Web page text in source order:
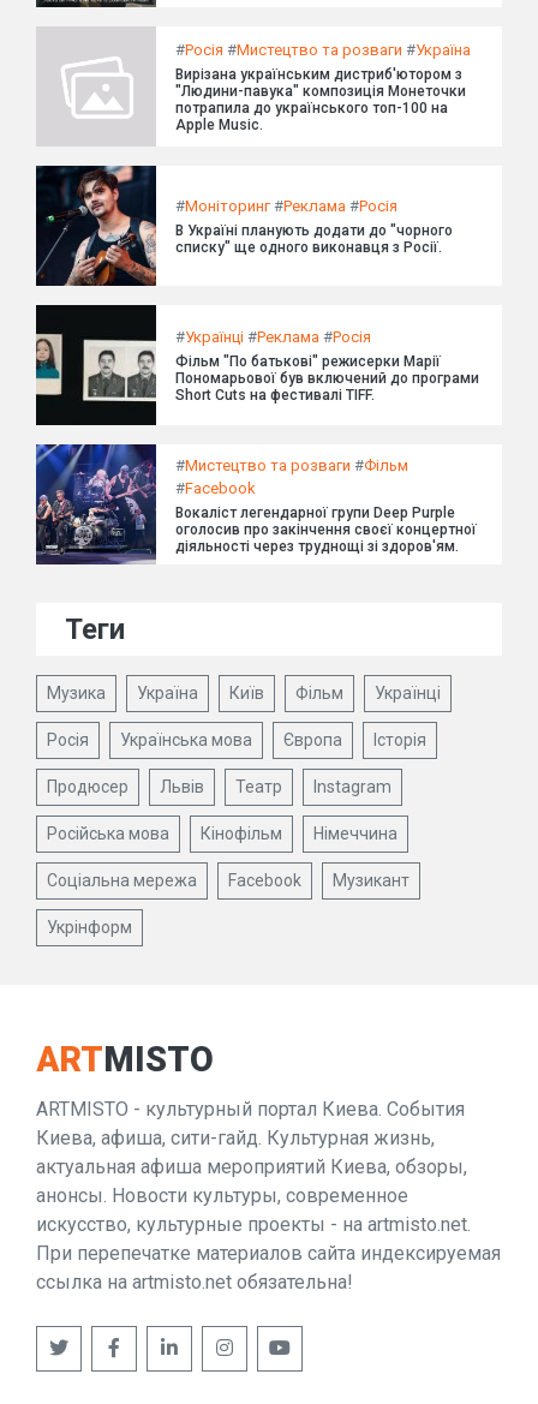
#Росія #Мистецтво та розваги #Україна
Вирізана українським дистриб'ютором з
"Людини-павука" композиція Монеточки
потрапила до українського топ-100 на
Apple Music.
#Моніторинг#Реклама #Росія
В Україні планують додати до "чорного
списку" ще одного виконавця з Росії.
#Українці #Реклама #Росія
Фільм "По батькові" режисерки Марії
Пономарьової був включений до програми
Short Cuts на фестивалі TIFF.
#Мистецтво та розваги #Фільм
#Facebook
Вокаліст легендарної групи Deep Purple
оголосив про закінчення своєї концертної
діяльності через труднощі зі здоров'ям.
Теги
Музика Україна Київ Фільм Українці
Росія Українська мова Європа Історія
Продюсер Львів Театр Instagram
Російська мова Кінофільм Німеччина
Соціальна мережа Facebook Музикант
Укрінформ
ARTMISTO
ARTMISTO - культурный портал Киева. События
Киева, афиша, сити-гайд. Культурная жизнь,
актуальная афиша мероприятий Киева, обзоры,
анонсы. Новости культуры, современное
искусство, культурные проекты - на artmisto.net.
При перепечатке материалов сайта индексируемая
ссылка на artmisto.net обязательна!